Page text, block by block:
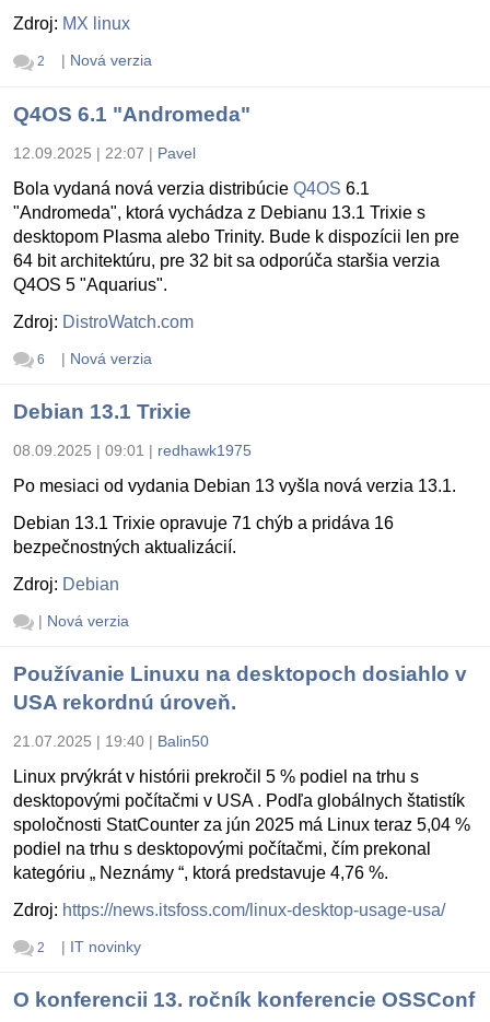
Zdroj: MX linux
2 | Nová verzia
Q4OS 6.1 "Andromeda"
12.09.2025 | 22:07 | Pavel
Bola vydaná nová verzia distribúcie Q4OS 6.1
"Andromeda", ktorá vychádza z Debianu 13.1 Trixie s
desktopom Plasma alebo Trinity. Bude k dispozícii len pre
64 bit architektúru, pre 32 bit sa odporúča staršia verzia
Q4OS 5 "Aquarius".
Zdroj: DistroWatch.com
6 | Nová verzia
Debian 13.1 Trixie
08.09.2025 | 09:01 | redhawk1975
Po mesiaci od vydania Debian 13 vyšla nová verzia 13.1.
Debian 13.1 Trixie opravuje 71 chýb a pridáva 16
bezpečnostných aktualizácií.
Zdroj: Debian
| Nová verzia
Používanie Linuxu na desktopoch dosiahlo v
USA rekordnú úroveň.
21.07.2025 | 19:40 | Balin50
Linux prvýkrát v histórii prekročil 5 % podiel na trhu s
desktopovými počítačmi v USA . Podľa globálnych štatistík
spoločnosti StatCounter za jún 2025 má Linux teraz 5,04 %
podiel na trhu s desktopovými počítačmi, čím prekonal
kategóriu „ Neznámy “, ktorá predstavuje 4,76 %.
Zdroj: https://news.itsfoss.com/linux-desktop-usage-usa/
2 | IT novinky
O konferencii 13. ročník konferencie OSSConf